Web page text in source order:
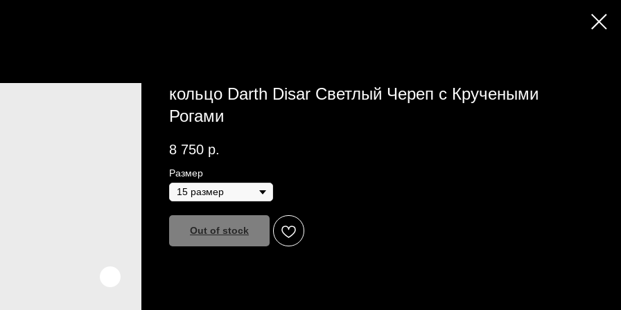
кольцо Darth Disar Светлый Череп с Кручеными
Рогами
8 750 р.
Размер
Out of stock